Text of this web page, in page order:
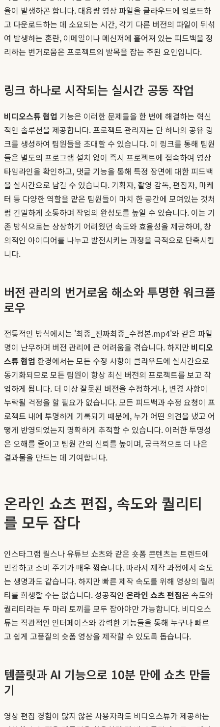
율이 발생하곤 합니다. 대용량 영상 파일을 클라우드에 업로드하
고 다운로드하는 데 소요되는 시간, 각기 다른 버전의 파일이 뒤섞
여 발생하는 혼란, 이메일이나 메신저에 흩어져 있는 피드백을 정
리하는 번거로움은 프로젝트의 발목을 잡는 주된 요인입니다.
링크 하나로 시작되는 실시간 공동 작업
비디오스튜 협업 기능은 이러한 문제들을 한 번에 해결하는 혁신
적인 솔루션을 제공합니다. 프로젝트 관리자는 단 하나의 공유 링
크를 생성하여 팀원들을 초대할 수 있습니다. 이 링크를 통해 팀원
들은 별도의 프로그램 설치 없이 즉시 프로젝트에 접속하여 영상
타임라인을 확인하고, 댓글 기능을 통해 특정 장면에 대한 피드백
을 실시간으로 남길 수 있습니다. 기획자, 촬영 감독, 편집자, 마케
터 등 다양한 역할을 맡은 팀원들이 마치 한 공간에 모여있는 것처
럼 긴밀하게 소통하며 작업의 완성도를 높일 수 있습니다. 이는 기
존 방식으로는 상상하기 어려웠던 속도와 효율성을 제공하며, 창
의적인 아이디어를 나누고 발전시키는 과정을 극적으로 단축시킵
니다.
버전 관리의 번거로움 해소와 투명한 워크플
로우
전통적인 방식에서는 '최종_진짜최종_수정본.mp4'와 같은 파일
명이 난무하며 버전 관리에 큰 어려움을 겪습니다. 하지만 비디오
스튜 협업 환경에서는 모든 수정 사항이 클라우드에 실시간으로
동기화되므로 모든 팀원이 항상 최신 버전의 프로젝트를 보고 작
업하게 됩니다. 더 이상 잘못된 버전을 수정하거나, 변경 사항이
누락될 걱정을 할 필요가 없습니다. 모든 피드백과 수정 요청이 프
로젝트 내에 투명하게 기록되기 때문에, 누가 어떤 의견을 냈고 어
떻게 반영되었는지 명확하게 추적할 수 있습니다. 이러한 투명성
은 오해를 줄이고 팀원 간의 신뢰를 높이며, 궁극적으로 더 나은
결과물을 만드는 데 기여합니다.
온라인 쇼츠 편집, 속도와 퀄리티
를 모두 잡다
인스타그램 릴스나 유튜브 쇼츠와 같은 숏폼 콘텐츠는 트렌드에
민감하고 소비 주기가 매우 짧습니다. 따라서 제작 과정에서 속도
는 생명과도 같습니다. 하지만 빠른 제작 속도를 위해 영상의 퀄리
티를 희생할 수는 없습니다. 성공적인 온라인 쇼츠 편집은 속도와
퀄리티라는 두 마리 토끼를 모두 잡아야만 가능합니다. 비디오스
튜는 직관적인 인터페이스와 강력한 기능들을 통해 누구나 빠르
고 쉽게 고품질의 숏폼 영상을 제작할 수 있도록 돕습니다.
템플릿과 AI 기능으로 10분 만에 쇼츠 만들
기
영상 편집 경험이 많지 않은 사용자라도 비디오스튜가 제공하는